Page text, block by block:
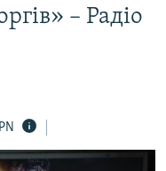
– Радіо